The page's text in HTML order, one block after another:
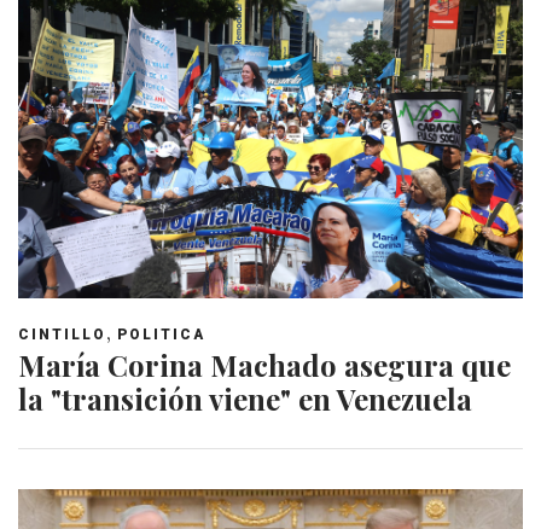
CINTILLO , POLITICA
María Corina Machado asegura que
la "transición viene" en Venezuela